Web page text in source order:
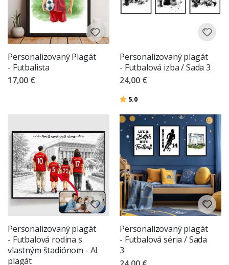
Personalizovaný Plagát
- Futbalista
17,00 €
Personalizovaný plagát
- Futbalová izba / Sada 3
24,00 €
Hodnotenie:
5.0
Personalizovaný plagát
- Futbalová rodina s
vlastným štadiónom - AI
plagát
Personalizovaný plagát
- Futbalová séria / Sada
3